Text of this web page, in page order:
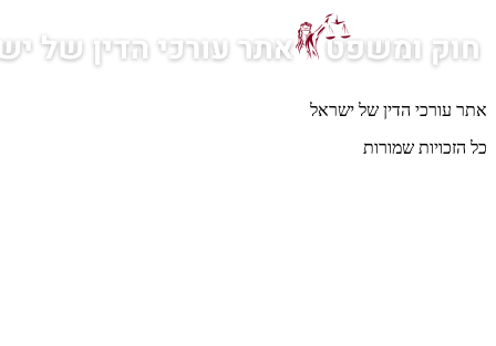
הדין של ישראל
שמורות